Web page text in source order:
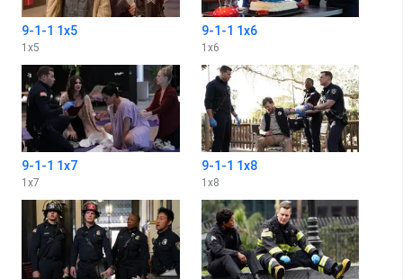
9-1-1 1x5
1 x5
9-1-1 1x6
1 x6
9-1-1 1x7
1 x7
9-1-1 1x8
1 x8